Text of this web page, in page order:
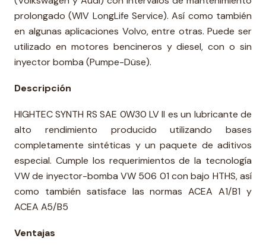
prolongado (WIV LongLife Service). Así como también
en algunas aplicaciones Volvo, entre otras. Puede ser
utilizado en motores bencineros y diesel, con o sin
inyector bomba (Pumpe-Düse).
Descripción
HIGHTEC SYNTH RS SAE 0W30 LV II es un lubricante de
alto rendimiento producido utilizando bases
completamente sintéticas y un paquete de aditivos
especial. Cumple los requerimientos de la tecnología
VW de inyector-bomba VW 506 01 con bajo HTHS, así
como también satisface las normas ACEA A1/B1 y
ACEA A5/B5
Ventajas